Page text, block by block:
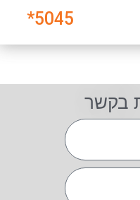
5045
*
בקשר